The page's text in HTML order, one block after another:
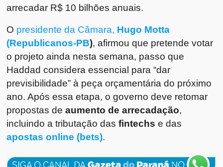
arrecadar R$ 10 bilhões anuais.
O presidente da Câmara, Hugo Motta
(Republicanos-PB), afirmou que pretende votar
o projeto ainda nesta semana, passo que
Haddad considera essencial para “dar
previsibilidade” à peça orçamentária do próximo
ano. Após essa etapa, o governo deve retomar
propostas deaumento de arrecadação,
incluindo a tributação dasfintechs e das
apostas online (bets).